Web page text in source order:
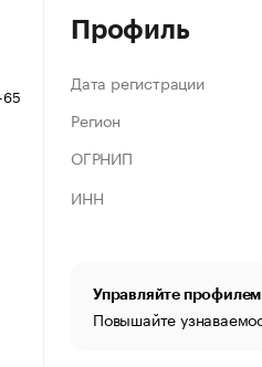
65
Профиль
Дата регистрации
Регион
ОГРНИП
ИНН
Управляйте
Повышайте